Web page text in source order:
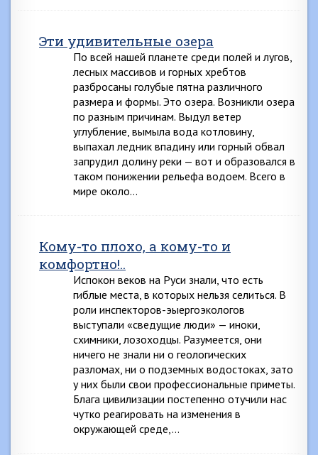
Эти удивительные озера
По всей нашей планете среди полей и лугов,
лесных массивов и горных хребтов
разбросаны голубые пятна различного
размера и формы. Это озера. Возникли озера
по разным причинам. Выдул ветер
углубление, вымыла вода котловину,
выпахал ледник впадину или горный обвал
запрудил долину реки — вот и образовался в
таком понижении рельефа водоем. Всего в
мире около…
Кому-то плохо, а кому-то и
комфортно!..
Испокон веков на Руси знали, что есть
гиблые места, в которых нельзя селиться. В
роли инспекторов-эыергоэкологов
выступали «сведущие люди» — иноки,
схимники, лозоходцы. Разумеется, они
ничего не знали ни о геологических
разломах, ни о подземных водостоках, зато
у них были свои профессиональные приметы.
Блага цивилизации постепенно отучили нас
чутко реагировать на изменения в
окружающей среде,…